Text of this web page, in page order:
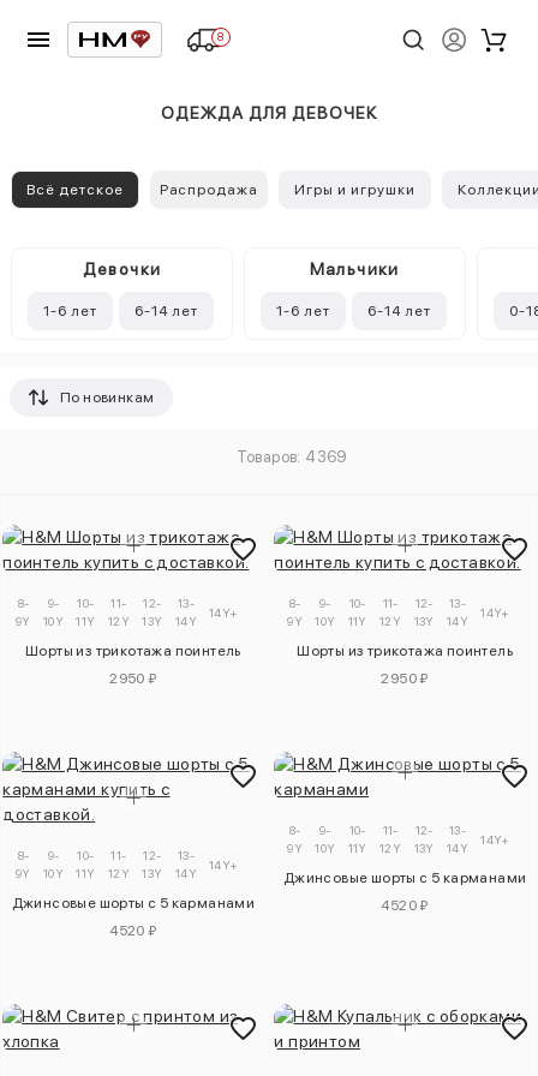
8
ОДЕЖДА ДЛЯ ДЕВОЧЕК
Всё детское Распродажа Игры и игрушки
Девочки
1-6 лет 6-14 лет
Mальчики
1-6 лет 6-14 лет 0-
По новинкам
Товаров: 4369
8-
9Y
9-
10Y
10-
11Y
11-
12Y
12-
13Y
13-
14Y
14Y+
Шорты из трикотажа поинтель
2950 ₽
8-
9Y
9-
10Y
10-
11Y
11-
12Y
12-
13Y
13-
14Y
14Y+
Шорты из трикотажа поинтель
2950 ₽
8-
9Y
9-
10Y
10-
11Y
11-
12Y
12-
13Y
13-
14Y
14Y+
Джинсовые шорты с 5 карманами
4520 ₽
8-
9Y
9-
10Y
10-
11Y
11-
12Y
12-
13Y
13-
14Y
14Y+
Джинсовые шорты с 5 карманами
4520 ₽